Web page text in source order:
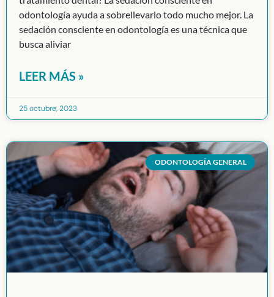
odontología ayuda a sobrellevarlo todo mucho mejor. La
sedación consciente en odontología es una técnica que
busca aliviar
LEER MÁS »
25 octubre, 2023
ODONTOLOGÍA GENERAL